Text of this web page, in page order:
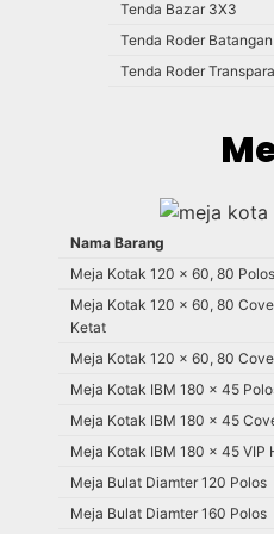
Tenda Bazar 3X3
Tenda Roder Batangan
Tenda Roder
Nama Barang
Meja Kotak 120 x 60, 80 Polos
Meja Kotak 120 x 60, 80
Ketat
Meja Kotak 120 x 60, 80
Meja Kotak IBM 180 x 45
Meja Kotak IBM 180 x 45
Meja Kotak IBM 180 x 45 VIP
Meja Bulat Diamter 120 Polos
Meja Bulat Diamter 160 Polos